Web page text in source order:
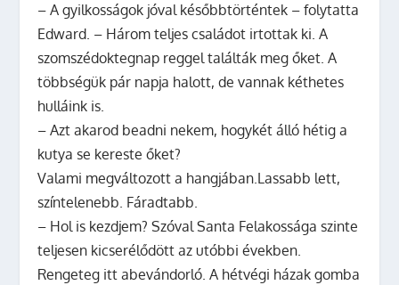
– A gyilkosságok jóval későbbtörténtek – folytatta
Edward. – Három teljes családot irtottak ki. A
szomszédoktegnap reggel találták meg őket. A
többségük pár napja halott, de vannak kéthetes
hulláink is.
– Azt akarod beadni nekem, hogykét álló hétig a
kutya se kereste őket?
Valami megváltozott a hangjában.Lassabb lett,
színtelenebb. Fáradtabb.
– Hol is kezdjem? Szóval Santa Felakossága szinte
teljesen kicserélődött az utóbbi években.
Rengeteg itt abevándorló. A hétvégi házak gomba